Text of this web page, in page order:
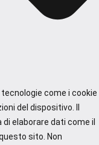
come i cookie
del dispositivo. Il
elaborare dati come il
sito. Non